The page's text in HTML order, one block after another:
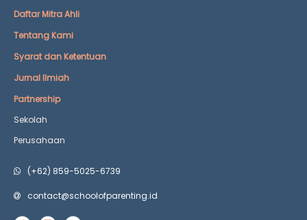
Daftar Mitra Ahli
Tentang Kami
Syarat dan Ketentuan
Jurnal Ilmiah
Partnership
Sekolah
Perusahaan
(+62) 859-5025-6739
contact@schoolofparenting.id